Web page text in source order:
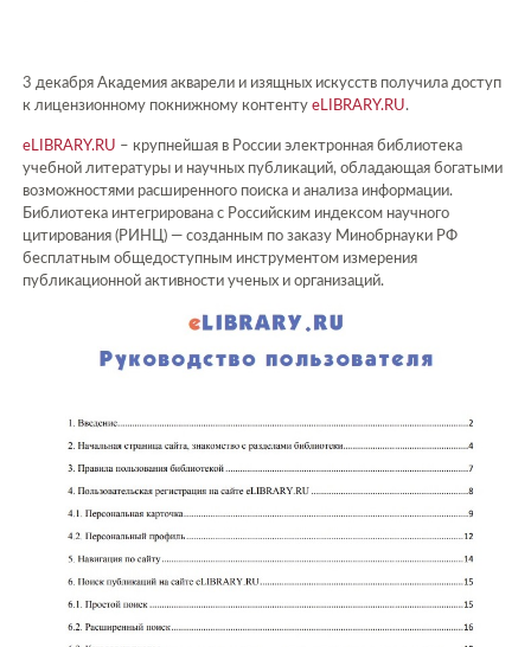
3 декабря Академия акварели и изящных искусств получила доступ
к лицензионному покнижному контентуeLIBRARY.RU.
eLIBRARY.RU – крупнейшая в России электронная библиотека
учебной литературы и научных публикаций, обладающая богатыми
возможностями расширенного поиска и анализа информации.
Библиотека интегрирована с Российским индексом научного
цитирования (РИНЦ) — созданным по заказу Минобрнауки РФ
бесплатным общедоступным инструментом измерения
публикационной активности ученых и организаций.